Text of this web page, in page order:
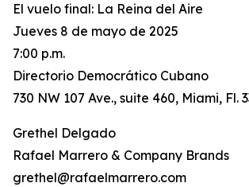
El vuelo final: La Reina del Aire
Jueves 8 de mayo de 2025
7:00 p.m.
Directorio Democrático Cubano
730 NW 107 Ave., suite 460, Miami, Fl.
Grethel Delgado
Rafael Marrero & Company Brands
grethel@rafaelmarrero.com